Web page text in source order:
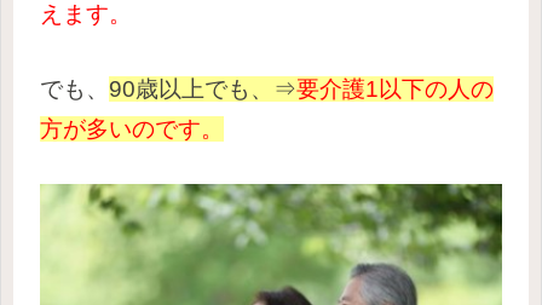
えます。
でも、 90歳以上でも、⇒要介護1以下の人の
方が多いのです。